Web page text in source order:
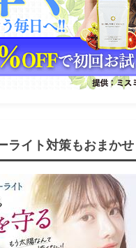
ライト対策もおまかせ